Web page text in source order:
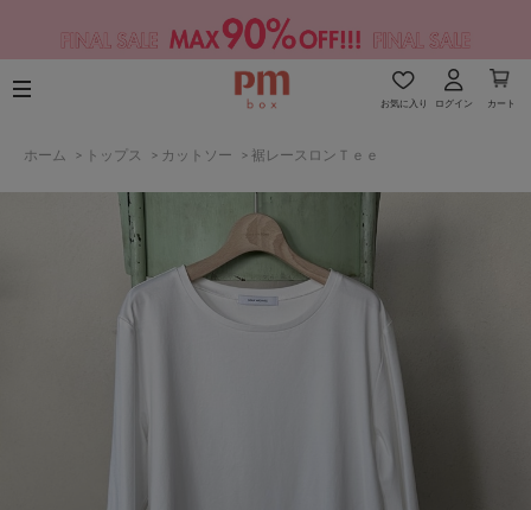
お気に入り ログイン カート
ホーム > トップス > カットソー > 裾レースロンＴｅｅ